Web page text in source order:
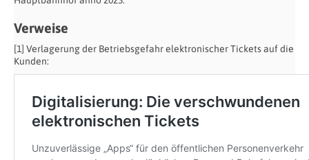
Verweise
[1] Verlagerung der Betriebsgefahr elektronischer Tickets auf die
Kunden: